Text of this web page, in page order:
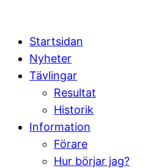
Startsidan
Nyheter
Tävlingar
Resultat
Historik
Information
Förare
Hur börjar jag?